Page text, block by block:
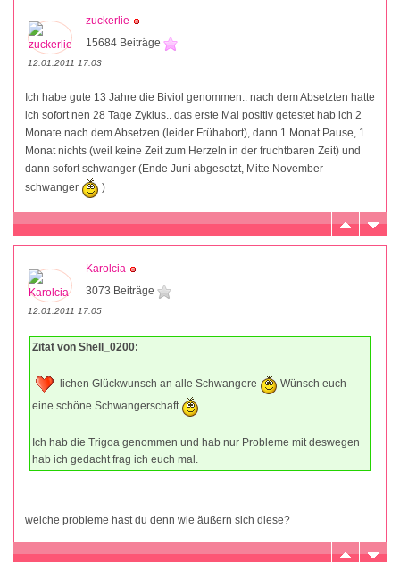
zuckerlie
15684 Beiträge
12.01.2011 17:03
Ich habe gute 13 Jahre die Biviol genommen.. nach dem Absetzten hatte
ich sofort nen 28 Tage Zyklus.. das erste Mal positiv getestet hab ich 2
Monate nach dem Absetzen (leider Frühabort), dann 1 Monat Pause, 1
Monat nichts (weil keine Zeit zum Herzeln in der fruchtbaren Zeit) und
dann sofort schwanger (Ende Juni abgesetzt, Mitte November
schwanger
)
Karolcia
3073 Beiträge
12.01.2011 17:05
Zitat von Shell_0200:
lichen Glückwunsch an alle Schwangere
Wünsch euch
eine schöne Schwangerschaft
Ich hab die Trigoa genommen und hab nur Probleme mit deswegen
hab ich gedacht frag ich euch mal.
welche probleme hast du denn wie äußern sich diese?